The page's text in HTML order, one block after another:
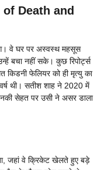
of Death and
वे घर पर अस्वस्थ महसूस
बचा नहीं सके। कुछ रिपोर्ट्स
किडनी फेलियर को ही मृत्यु का
थी। सतीश शाह ने 2020 में
सेहत पर उसी ने असर डाला
जहां वे क्रिकेट खेलते हुए बड़े